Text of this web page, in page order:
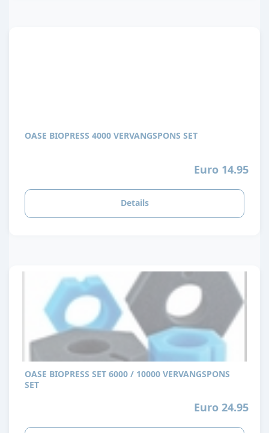
OASE BIOPRESS 4000 VERVANGSPONS SET
Euro 14.95
Details
OASE BIOPRESS SET 6000 / 10000 VERVANGSPONS
SET
Euro 24.95